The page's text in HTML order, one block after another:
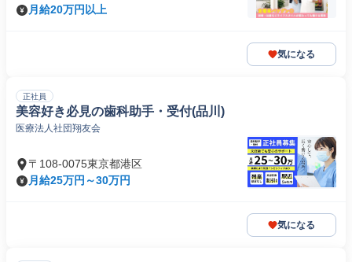
月給20万円以上
気になる
正社員
美容好き必見の歯科助手・受付(品川)
医療法人社団翔友会
〒108-0075東京都港区
月給25万円～30万円
気になる